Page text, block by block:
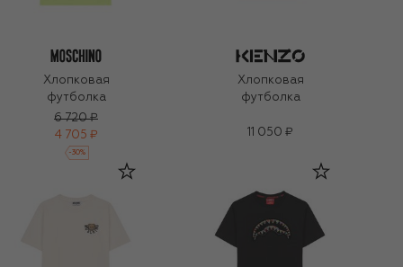
Хлопковая
футболка
6 720 ₽
4 705 ₽
-30%
Хлопковая
футболка
11 050 ₽